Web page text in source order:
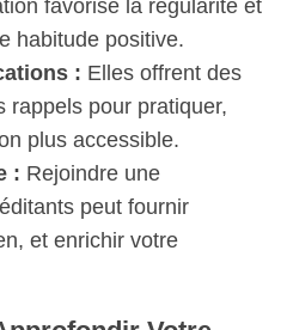
favorise la régularité et
habitude positive.
: Elles offrent des
rappels pour pratiquer,
plus accessible.
: Rejoindre une
peut fournir
et enrichir votre